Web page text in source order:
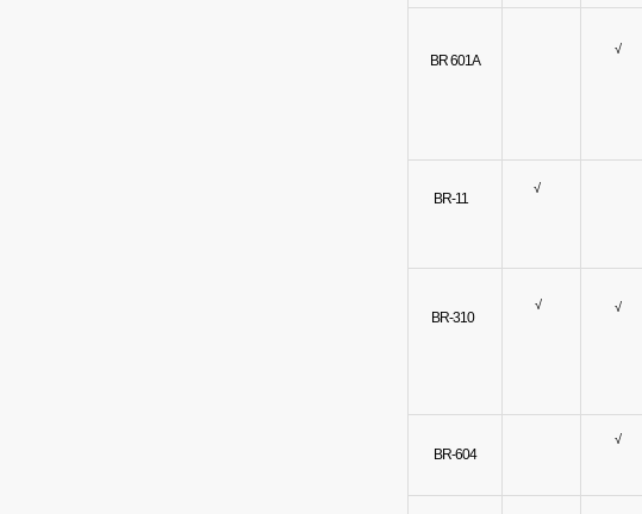
BR 601A
√
BR-11
√
BR-310
√ √
BR-604
√